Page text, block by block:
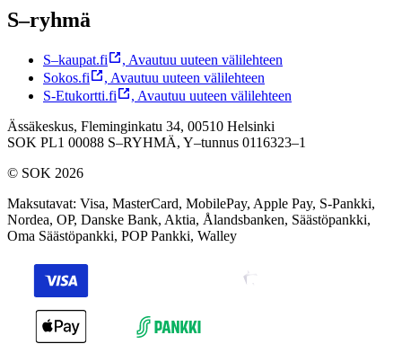
S–ryhmä
S–kaupat.fi , Avautuu uuteen välilehteen
Sokos.fi
, Avautuu uuteen välilehteen
S-Etukortti.fi
, Avautuu uuteen välilehteen
Ässäkeskus, Fleminginkatu 34, 00510 Helsinki
SOK PL1 00088 S–RYHMÄ, Y–tunnus 0116323–1
© SOK 2026
Maksutavat: Visa, MasterCard, MobilePay, Apple Pay, S-Pankki,
Nordea, OP, Danske Bank, Aktia, Ålandsbanken, Säästöpankki,
Oma Säästöpankki, POP Pankki, Walley